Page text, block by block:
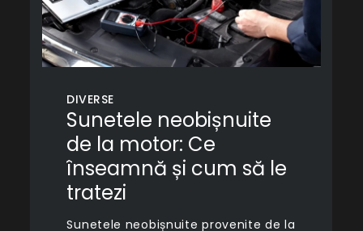
DIVERSE
Sunetele neobișnuite
de la motor: Ce
înseamnă și cum să le
tratezi
Sunetele neobișnuite provenite de la